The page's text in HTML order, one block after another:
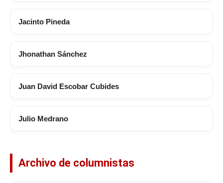
Jacinto Pineda
Jhonathan Sánchez
Juan David Escobar Cubides
Julio Medrano
Archivo de columnistas